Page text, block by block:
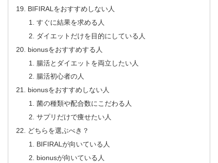
BIFIRALをおすすめしない人
すぐに結果を求める人
ダイエットだけを目的にしている人
bionusをおすすめする人
腸活とダイエットを両立したい人
腸活初心者の人
bionusをおすすめしない人
菌の種類や配合数にこだわる人
サプリだけで痩せたい人
どちらを選ぶべき？
BIFIRALが向いている人
bionusが向いている人